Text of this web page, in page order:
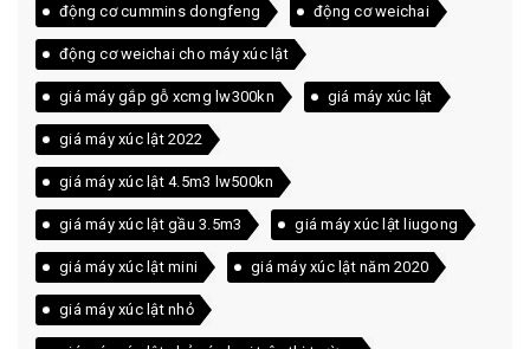
động cơ cummins dongfeng động cơ weichai
động cơ weichai cho máy xúc lật
giá máy gắp gỗ xcmg lw300kn giá máy xúc lật
giá máy xúc lật 2022
giá máy xúc lật 4.5m3 lw500kn
giá máy xúc lật gầu 3.5m3 giá máy xúc lật liugong
giá máy xúc lật mini giá máy xúc lật năm 2020
giá máy xúc lật nhỏ